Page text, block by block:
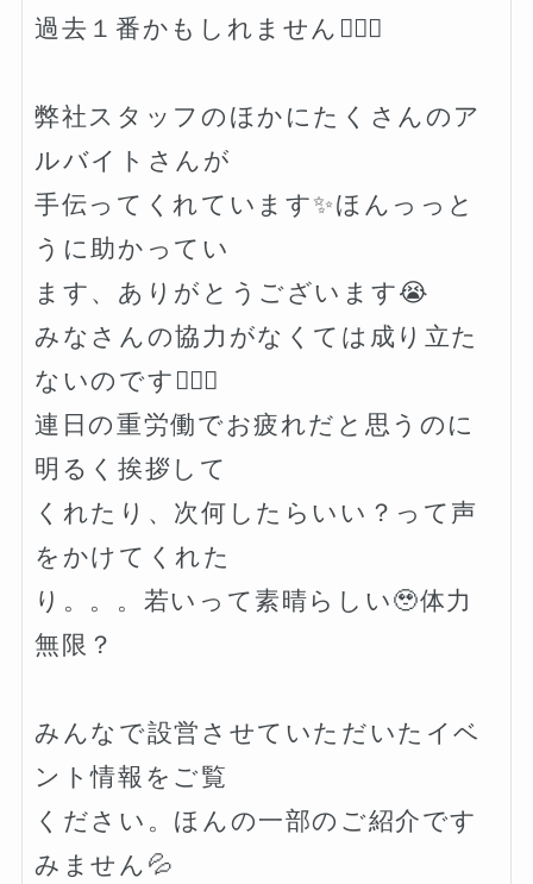
過去１番かもしれません🏃🏻‍♀️
弊社スタッフのほかにたくさんのア
ルバイトさんが
手伝ってくれています✨ほんっっと
うに助かってい
ます、ありがとうございます😭
みなさんの協力がなくては成り立た
ないのです🙇🏻‍♀️
連日の重労働でお疲れだと思うのに
明るく挨拶して
くれたり、次何したらいい？って声
をかけてくれた
り。。。若いって素晴らしい🥹体力
無限？
みんなで設営させていただいたイベ
ント情報をご覧
ください。ほんの一部のご紹介です